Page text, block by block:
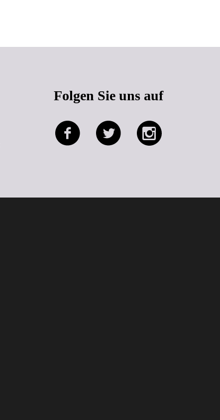
Folgen Sie uns auf